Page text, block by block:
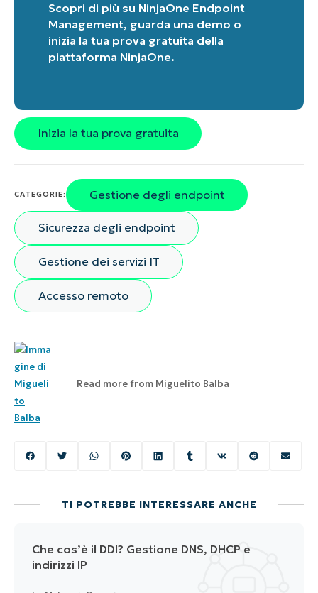
Scopri di più su NinjaOne Endpoint
Management, guarda una demo o
inizia la tua prova gratuita della
piattaforma NinjaOne.
Inizia la tua prova gratuita
CATEGORIE: Gestione degli endpoint
Sicurezza degli endpoint
Gestione dei servizi IT
Accesso remoto
Read more from Miguelito Balba
TI POTREBBE INTERESSARE ANCHE
Che cos’è il DDI? Gestione DNS, DHCP e
indirizzi IP